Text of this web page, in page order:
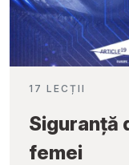
17 LECȚII
Siguranță
femei